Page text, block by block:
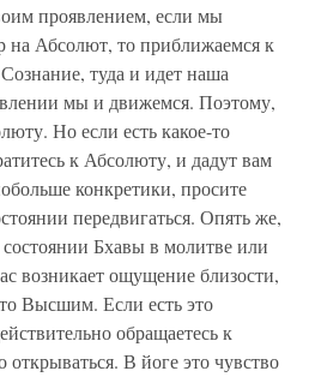
проявлением, если мы
на Абсолют, то приближаемся к
туда и идет наша
мы и движемся. Поэтому,
Но если есть какое-то
к Абсолюту, и дадут вам
конкретики, просите
передвигаться. Опять же,
Бхавы в молитве или
возникает ощущение близости,
Высшим. Если есть это
обращаетесь к
В йоге это чувство